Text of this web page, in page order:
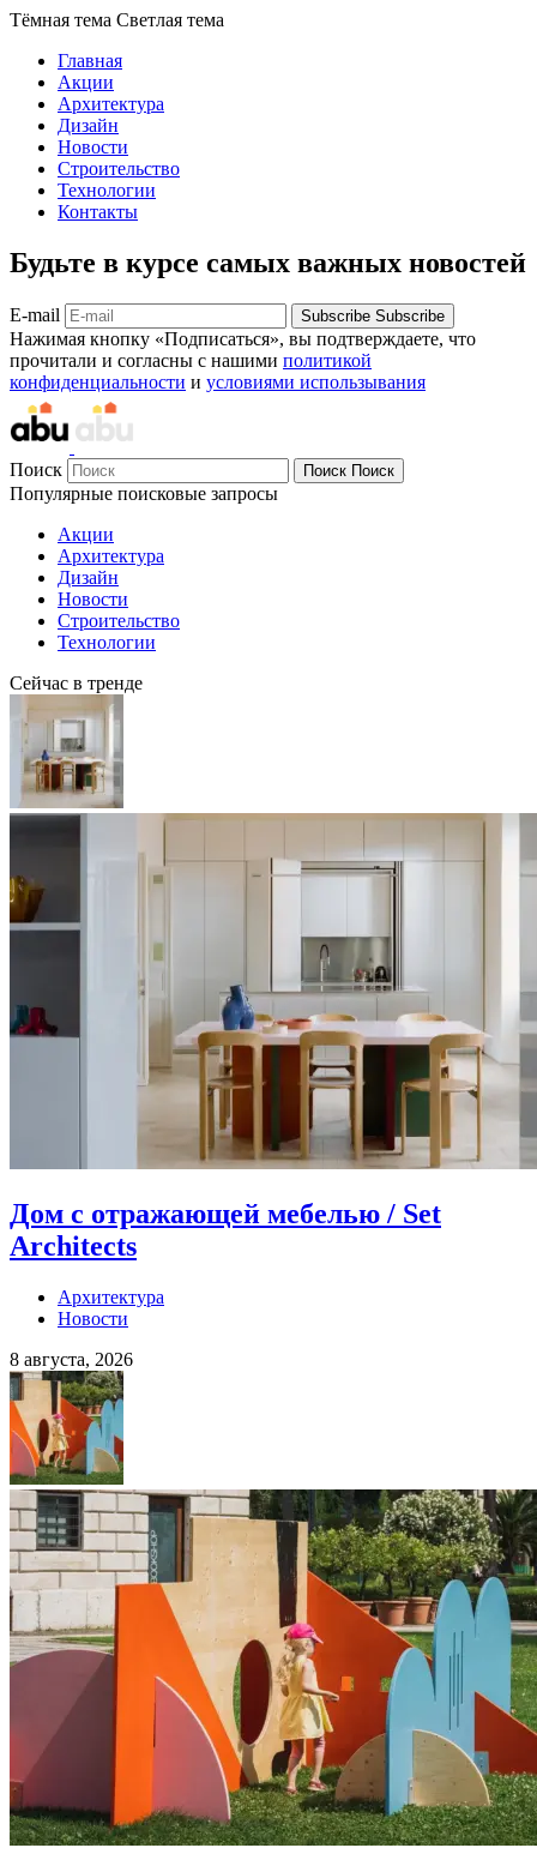
Тёмная тема Светлая тема
Главная
Акции
Архитектура
Дизайн
Новости
Строительство
Технологии
Контакты
Будьте в курсе самых важных новостей
E-mail Subscribe Subscribe
Нажимая кнопку «Подписаться», вы подтверждаете, что
прочитали и согласны с нашими политикой
конфиденциальности и условиями использывания
Поиск Поиск Поиск
Популярные поисковые запросы
Акции
Архитектура
Дизайн
Новости
Строительство
Технологии
Сейчас в тренде
Дом с отражающей мебелью / Set
Architects
Архитектура
Новости
8 августа, 2026